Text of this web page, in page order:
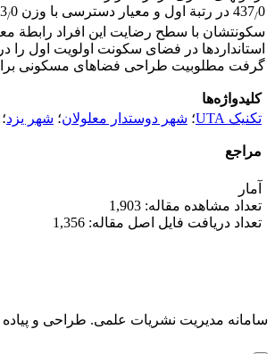
437/0 در رتبة اول و معیار دسترسی با وزن 183 /
سکونتشان با سطح رضایت این افراد رابطة
استانداردها در فضای سکونت اولویت اول را
گرفت مطلوبیت طراحی فضا‏های مسکونی برای
کلیدواژه‌ها
تکنیک UTA
؛ شهر دوستدار معلولان؛ شهر یزد؛
مراجع
آمار
تعداد مشاهده مقاله: 1,903
تعداد دریافت فایل اصل مقاله: 1,356
سامانه مدیریت نشریات علمی. طراحی و